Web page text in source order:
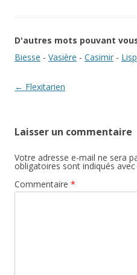
D'autres mots pouvant
Biesse - Vasière - Casimir - Lisp
Navigation des articles
← Flexitarien
Laisser un commentaire
Votre adresse e-mail ne sera
obligatoires sont indiqués avec
Commentaire *